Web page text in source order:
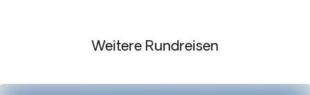
Weitere Rundreisen